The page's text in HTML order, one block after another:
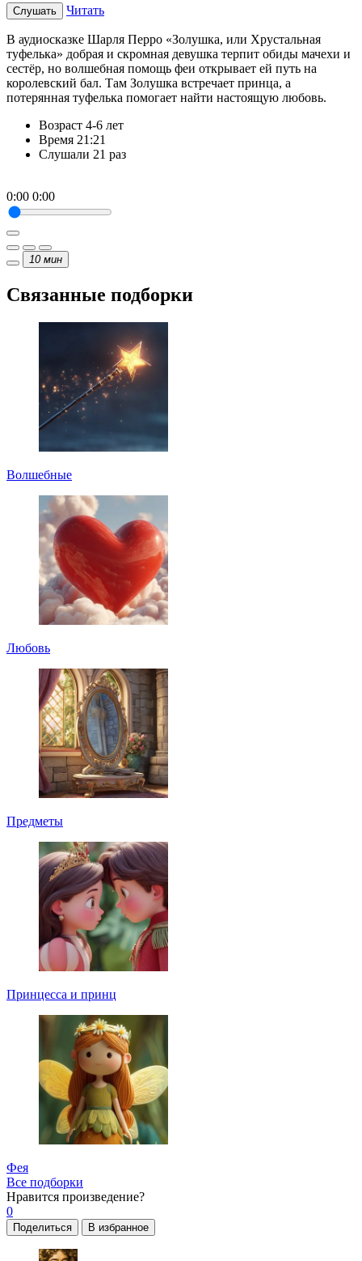
Слушать Читать
В аудиосказке Шарля Перро «Золушка, или Хрустальная
туфелька» добрая и скромная девушка терпит обиды мачехи и
сестёр, но волшебная помощь феи открывает ей путь на
королевский бал. Там Золушка встречает принца, а
потерянная туфелька помогает найти настоящую любовь.
Возраст 4-6 лет
Время 21:21
Слушали 21 раз
0:00 0:00
10 мин
Связанные подборки
Волшебные
Любовь
Предметы
Принцесса и принц
Фея
Все подборки
Нравится произведение?
0
Поделиться В избранное